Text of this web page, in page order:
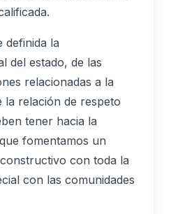
definida la
del estado, de las
relacionadas a la
la relación de respeto
tener hacia la
fomentamos un
con toda la
con las comunidades